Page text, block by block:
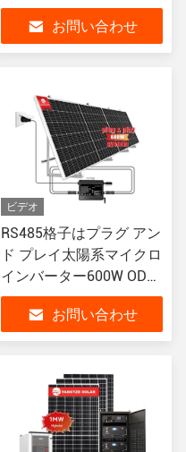
パネル110V
お問い合わせ
ビデオ
RS485格子はプラグ アン
ド プレイ太陽系マイクロ
インバーター600W ODM
を結んだ
お問い合わせ